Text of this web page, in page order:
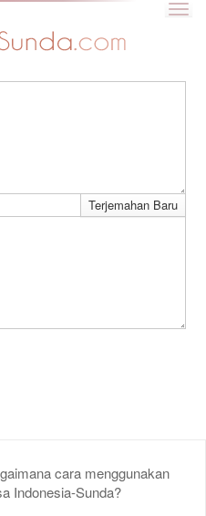
cara menggunakan
Indonesia-Sunda?